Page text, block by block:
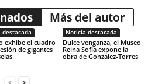
Más del autor
destacada
exhibe el cuadro
de gigantes
Noticia destacada
Dulce venganza, el Museo
Reina Sofía expone la
obra de Gonzalez-Torres